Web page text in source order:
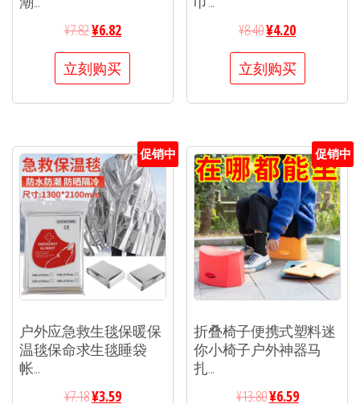
¥7.82¥6.82
立刻购买
¥8.40¥4.20
立刻购买
促销中
户外应急救生毯保暖保
温毯保命求生毯睡袋
帐...
¥7.18¥3.59
促销中
折叠椅子便携式塑料迷
你小椅子户外神器马
扎...
¥13.80¥6.59